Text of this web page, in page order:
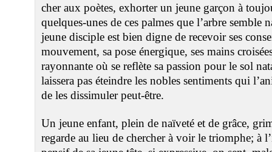
cher aux poètes, exhorter un jeune garçon à
quelques-unes de ces palmes que l’arbre
jeune disciple est bien digne de recevoir ses
mouvement, sa pose énergique, ses mains
rayonnante où se reflète sa passion pour le sol
laissera pas éteindre les nobles sentiments qui
de les dissimuler peut-être.
Un jeune enfant, plein de naïveté et de grâce,
regarde au lieu de chercher à voir le triomphe; à